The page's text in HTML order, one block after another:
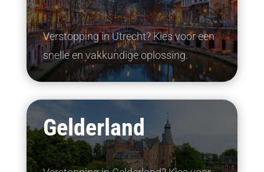
Verstopping in Utrecht? Kies voor een
snelle en vakkundige oplossing.
Gelderland